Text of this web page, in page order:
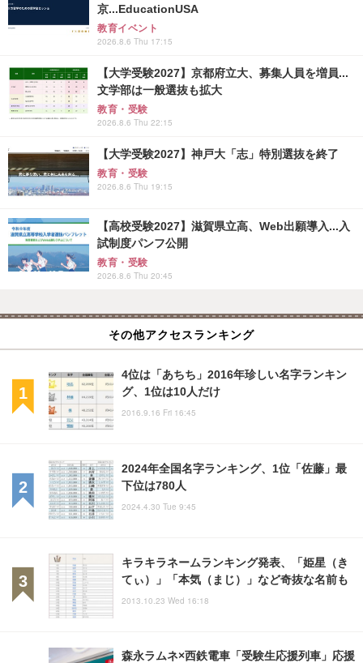
京...EducationUSA
教育イベント
2026.8.6 Thu 17:15
【大学受験2027】京都府立大、募集人員を増員...
文学部は一般選抜も拡大
教育・受験
2026.8.6 Thu 22:15
【大学受験2027】神戸大「志」特別選抜を終了
教育・受験
2026.8.6 Thu 19:15
【高校受験2027】滋賀県立高、Web出願導入...入
試制度パンフ公開
教育・受験
2026.8.6 Thu 20:45
その他アクセスランキング
4位は「あちち」2016年珍しい名字ランキン
グ、1位は10人だけ
2016.9.16 Fri 16:45
2024年全国名字ランキング、1位「佐藤」最
下位は780人
2024.4.30 Tue 9:45
キラキラネームランキング発表、「姫星（き
てぃ）」「本気（まじ）」など奇抜な名前も
2013.10.23 Wed 16:18
森永ラムネ×西鉄電車「受験生応援列車」応援